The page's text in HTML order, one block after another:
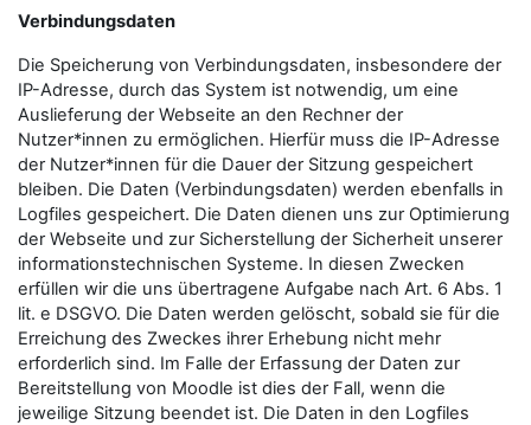
Verbindungsdaten
Die Speicherung von Verbindungsdaten, insbesondere der
IP-Adresse, durch das System ist notwendig, um eine
Auslieferung der Webseite an den Rechner der
Nutzer*innen zu ermöglichen. Hierfür muss die IP-Adresse
der Nutzer*innen für die Dauer der Sitzung gespeichert
bleiben. Die Daten (Verbindungsdaten) werden ebenfalls in
Logfiles gespeichert. Die Daten dienen uns zur Optimierung
der Webseite und zur Sicherstellung der Sicherheit unserer
informationstechnischen Systeme. In diesen Zwecken
erfüllen wir die uns übertragene Aufgabe nach Art. 6 Abs. 1
lit. e DSGVO. Die Daten werden gelöscht, sobald sie für die
Erreichung des Zweckes ihrer Erhebung nicht mehr
erforderlich sind. Im Falle der Erfassung der Daten zur
Bereitstellung von Moodle ist dies der Fall, wenn die
jeweilige Sitzung beendet ist. Die Daten in den Logfiles